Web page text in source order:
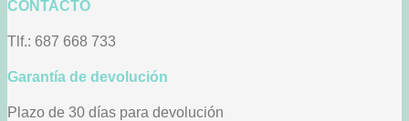
CONTACTO
Tlf.: 687 668 733
Garantía de devolución
Plazo de 30 días para devolución